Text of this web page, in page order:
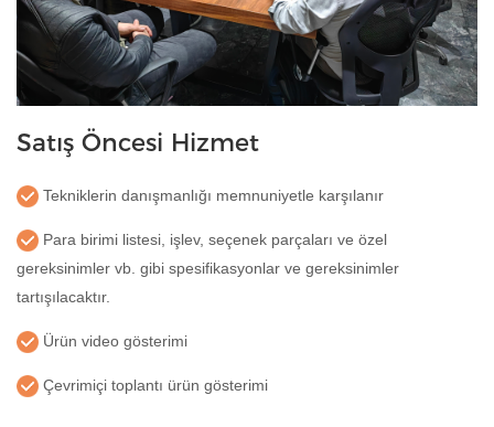
Satış Öncesi Hizmet
Tekniklerin danışmanlığı memnuniyetle karşılanır
Para birimi listesi, işlev, seçenek parçaları ve özel
gereksinimler vb. gibi spesifikasyonlar ve gereksinimler
tartışılacaktır.
Ürün video gösterimi
Çevrimiçi toplantı ürün gösterimi